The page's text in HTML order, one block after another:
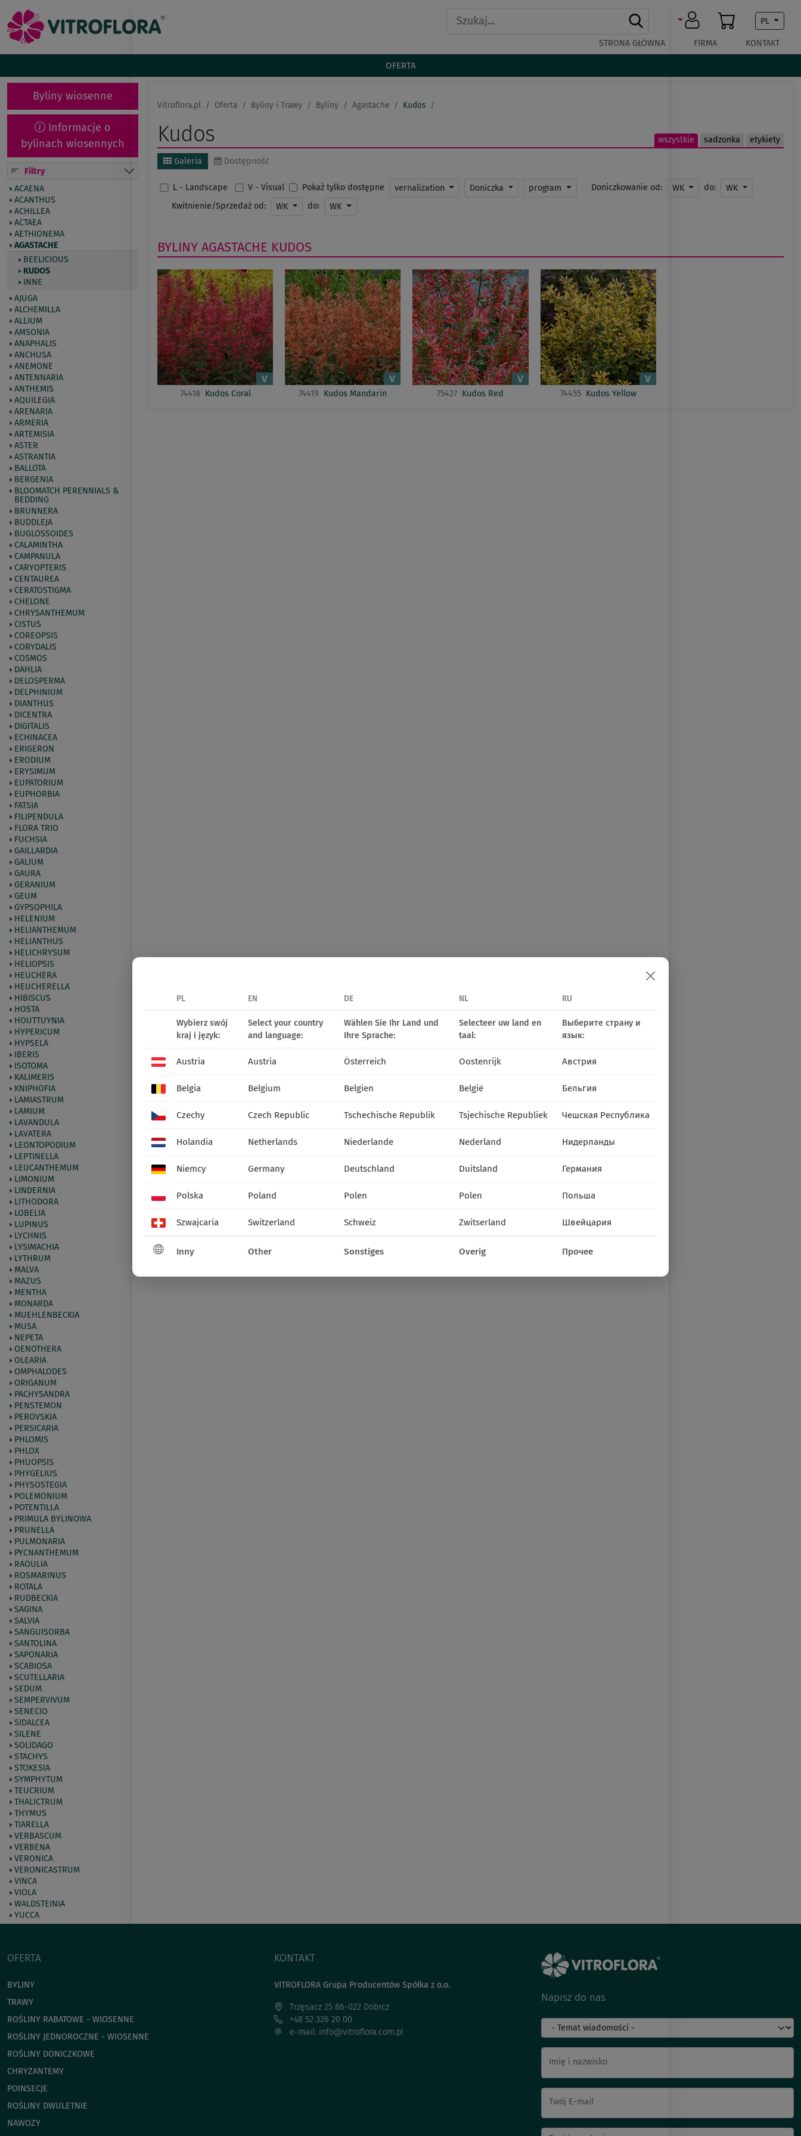
PL
STRONA GŁÓWNA FIRMA KONTAKT
OFERTA
Byliny wiosenne
Informacje o
bylinach wiosennych
Filtry
ACAENA
ACANTHUS
ACHILLEA
ACTAEA
AETHIONEMA
AGASTACHE
BEELICIOUS
KUDOS
INNE
AJUGA
ALCHEMILLA
ALLIUM
AMSONIA
ANAPHALIS
ANCHUSA
ANEMONE
ANTENNARIA
ANTHEMIS
AQUILEGIA
ARENARIA
ARMERIA
ARTEMISIA
ASTER
ASTRANTIA
BALLOTA
BERGENIA
BLOOMATCH PERENNIALS &
BEDDING
BRUNNERA
BUDDLEJA
BUGLOSSOIDES
CALAMINTHA
CAMPANULA
CARYOPTERIS
CENTAUREA
CERATOSTIGMA
CHELONE
CHRYSANTHEMUM
CISTUS
COREOPSIS
CORYDALIS
COSMOS
DAHLIA
DELOSPERMA
DELPHINIUM
DIANTHUS
DICENTRA
DIGITALIS
ECHINACEA
ERIGERON
ERODIUM
ERYSIMUM
EUPATORIUM
EUPHORBIA
FATSIA
FILIPENDULA
FLORA TRIO
FUCHSIA
GAILLARDIA
GALIUM
GAURA
GERANIUM
GEUM
GYPSOPHILA
HELENIUM
HELIANTHEMUM
HELIANTHUS
HELICHRYSUM
HELIOPSIS
HEUCHERA
HEUCHERELLA
HIBISCUS
HOSTA
HOUTTUYNIA
HYPERICUM
HYPSELA
IBERIS
ISOTOMA
KALIMERIS
KNIPHOFIA
LAMIASTRUM
LAMIUM
LAVANDULA
LAVATERA
LEONTOPODIUM
LEPTINELLA
LEUCANTHEMUM
LIMONIUM
LINDERNIA
LITHODORA
LOBELIA
LUPINUS
LYCHNIS
LYSIMACHIA
LYTHRUM
MALVA
MAZUS
MENTHA
MONARDA
MUEHLENBECKIA
MUSA
NEPETA
OENOTHERA
OLEARIA
OMPHALODES
ORIGANUM
PACHYSANDRA
PENSTEMON
PEROVSKIA
PERSICARIA
PHLOMIS
PHLOX
PHUOPSIS
PHYGELIUS
PHYSOSTEGIA
POLEMONIUM
POTENTILLA
PRIMULA BYLINOWA
PRUNELLA
PULMONARIA
PYCNANTHEMUM
RAOULIA
ROSMARINUS
ROTALA
RUDBECKIA
SAGINA
SALVIA
SANGUISORBA
SANTOLINA
SAPONARIA
SCABIOSA
SCUTELLARIA
SEDUM
SEMPERVIVUM
SENECIO
SIDALCEA
SILENE
SOLIDAGO
STACHYS
STOKESIA
SYMPHYTUM
TEUCRIUM
THALICTRUM
THYMUS
TIARELLA
VERBASCUM
VERBENA
VERONICA
VERONICASTRUM
VINCA
VIOLA
WALDSTEINIA
YUCCA
Vitroflora.pl Oferta Byliny i Trawy Byliny Agastache Kudos
wszystkie sadzonka etykiety
Kudos
Galeria Dostępność
L - Landscape V - Visual Pokaż tylko dostępne vernalization Doniczka program Doniczkowanie od: WK do:
WK
Kwitnienie/Sprzedaż od:
WK do: WK
BYLINY AGASTACHE KUDOS
74418 Kudos Coral 74419 Kudos Mandarin 75427 Kudos Red 74455 Kudos Yellow
OFERTA
BYLINY
TRAWY
ROŚLINY RABATOWE - WIOSENNE
ROŚLINY JEDNOROCZNE - WIOSENNE
ROŚLINY DONICZKOWE
CHRYZANTEMY
POINSECJE
ROŚLINY DWULETNIE
NAWOZY
KONTAKT
VITROFLORA Grupa Producentów Spółka z o.o.
Trzęsacz 25 86-022 Dobrcz
+48 52 326 20 00
e-mail: info@vitroflora.com.pl
Napisz do nas
Imię i nazwisko
Twój E-mail
PL EN DE NL RU
Wybierz swój
kraj i język:
Select your country
and language:
Wählen Sie Ihr Land und
Ihre Sprache:
Selecteer uw land en
taal:
Выберите страну и
язык:
Austria Austria Österreich Oostenrijk Австрия
Belgia Belgium Belgien België Бельгия
Czechy Czech Republic Tschechische Republik Tsjechische Republiek Чешская Республика
Holandia Netherlands Niederlande Nederland Нидерланды
Niemcy Germany Deutschland Duitsland Германия
Polska Poland Polen Polen Польша
Szwajcaria Switzerland Schweiz Zwitserland Швейцария
Inny Other Sonstiges Overig Прочее